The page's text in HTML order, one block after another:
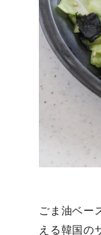
ごま油ベー
える韓国の